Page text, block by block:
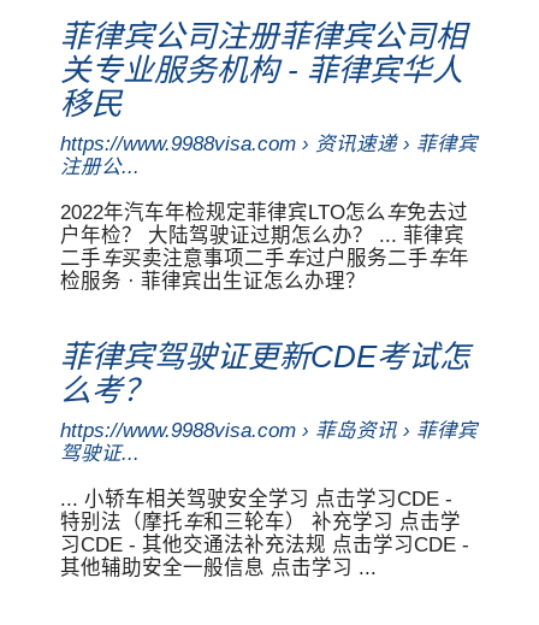
菲律宾公司注册菲律宾公司相
关专业服务机构 - 菲律宾华人
移民
https://www.9988visa.com › 资讯速递 › 菲律宾
注册公...
2022年汽车年检规定菲律宾LTO怎么车免去过
户年检？ 大陆驾驶证过期怎么办？ ... 菲律宾
二手车买卖注意事项二手车过户服务二手车年
检服务 · 菲律宾出生证怎么办理？
菲律宾驾驶证更新CDE考试怎
么考？
https://www.9988visa.com › 菲岛资讯 › 菲律宾
驾驶证...
... 小轿车相关驾驶安全学习 点击学习CDE -
特别法（摩托车和三轮车） 补充学习 点击学
习CDE - 其他交通法补充法规 点击学习CDE -
其他辅助安全一般信息 点击学习 ...